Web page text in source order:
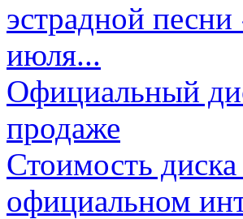
эстрадной
июля...
Официальный
продаже
Стоимость
официальном